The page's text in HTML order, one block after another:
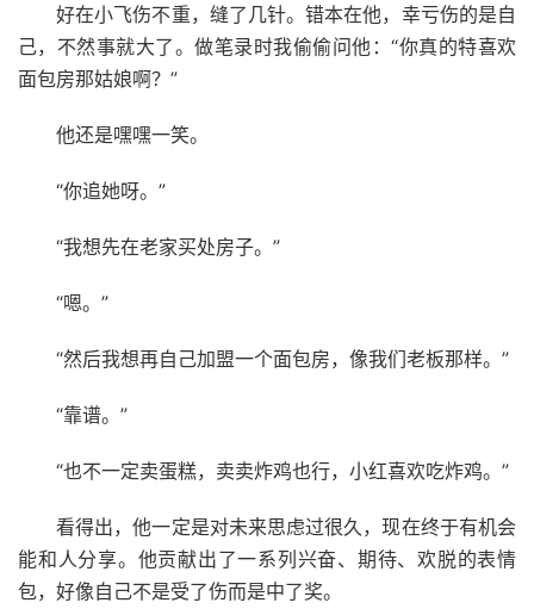
好在小飞伤不重，缝了几针。错本在他，幸亏伤的是自
己，不然事就大了。做笔录时我偷偷问他：“你真的特喜欢
面包房那姑娘啊？”
他还是嘿嘿一笑。
“你追她呀。”
“我想先在老家买处房子。”
“嗯。”
“然后我想再自己加盟一个面包房，像我们老板那样。”
“靠谱。”
“也不一定卖蛋糕，卖卖炸鸡也行，小红喜欢吃炸鸡。”
看得出，他一定是对未来思虑过很久，现在终于有机会
能和人分享。他贡献出了一系列兴奋、期待、欢脱的表情
包，好像自己不是受了伤而是中了奖。